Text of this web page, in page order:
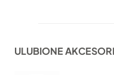
ULUBIONE